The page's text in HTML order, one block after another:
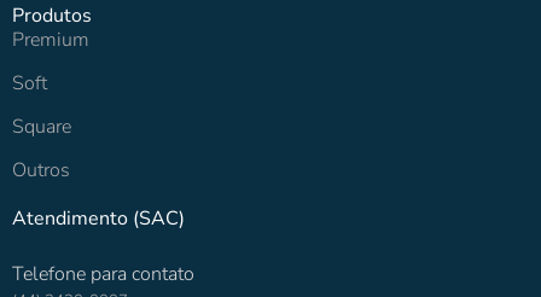
Produtos
Premium
Soft
Square
Outros
Atendimento (SAC)
Telefone para contato